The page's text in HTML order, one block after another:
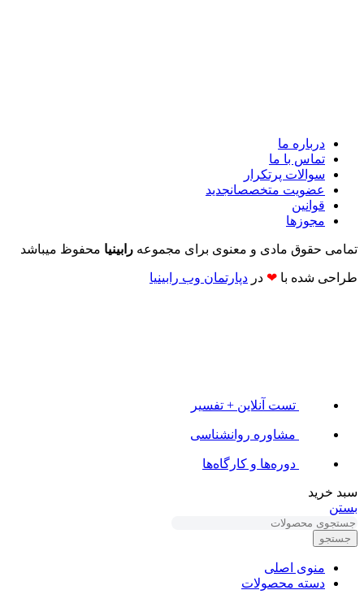
درباره ما
تماس با ما
سوالات پرتکرار
عضویت متخصصانجدید
قوانین
مجوزها
تمامی حقوق مادی و معنوی برای مجموعه رابینیا محفوظ میباشد
طراحی شده با ❤ در دپارتمان وب رابینیا​​
تست آنلاین + تفسیر
مشاوره روانشناسی
دوره‌ها و کارگاه‌ها
سبد خرید
بستن
جستجو
منوی اصلی
دسته محصولات